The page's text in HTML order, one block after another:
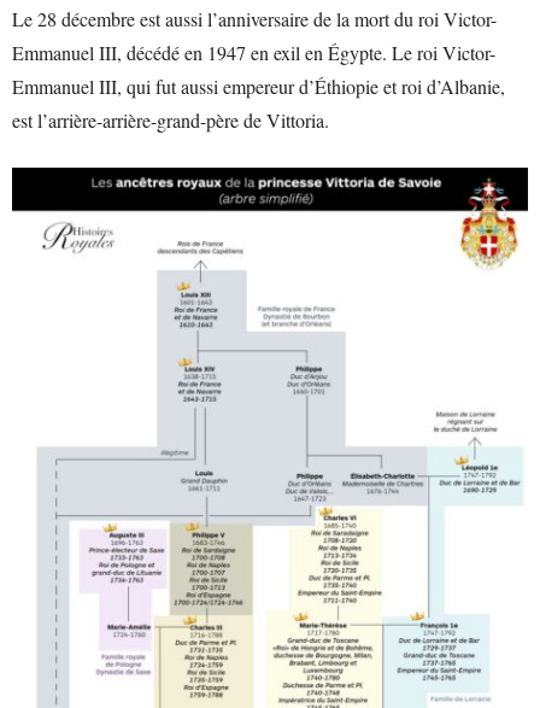
Le 28 décembre est aussi l’anniversaire de la mort du roi Victor-
Emmanuel III, décédé en 1947 en exil en Égypte. Le roi Victor-
Emmanuel III, qui fut aussi empereur d’Éthiopie et roi d’Albanie,
est l’arrière-arrière-grand-père de Vittoria.